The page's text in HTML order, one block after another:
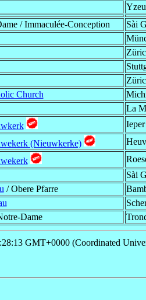
/ Immaculée-Conception
Sài
Church
La
(Nieuwkerke)
Sài
/ Obere Pfarre
Dame
GMT+0000 (Coordinated